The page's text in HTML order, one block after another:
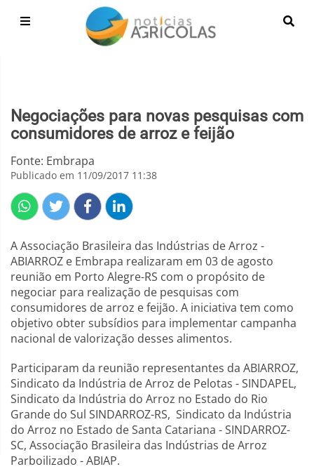
Negociações para novas pesquisas com
consumidores de arroz e feijão
Fonte: Embrapa
Publicado em 11/09/2017 11:38
A Associação Brasileira das Indústrias de Arroz -
ABIARROZ e Embrapa realizaram em 03 de agosto
reunião em Porto Alegre-RS com o propósito de
negociar para realização de pesquisas com
consumidores de arroz e feijão. A iniciativa tem como
objetivo obter subsídios para implementar campanha
nacional de valorização desses alimentos.
Participaram da reunião representantes da ABIARROZ,
Sindicato da Indústria de Arroz de Pelotas - SINDAPEL,
Sindicato da Indústria do Arroz no Estado do Rio
Grande do Sul SINDARROZ-RS, Sindicato da Indústria
do Arroz no Estado de Santa Catariana - SINDARROZ-
SC, Associação Brasileira das Indústrias de Arroz
Parboilizado - ABIAP.